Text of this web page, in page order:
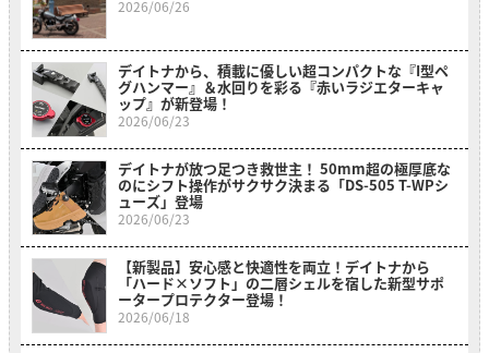
2026/06/26
デイトナから、積載に優しい超コンパクトな『I型ペ
グハンマー』＆水回りを彩る『赤いラジエターキャ
ップ』が新登場！
2026/06/23
デイトナが放つ足つき救世主！ 50mm超の極厚底な
のにシフト操作がサクサク決まる「DS-505 T-WPシ
ューズ」登場
2026/06/23
【新製品】安心感と快適性を両立！デイトナから
「ハード×ソフト」の二層シェルを宿した新型サポ
ータープロテクター登場！
2026/06/18